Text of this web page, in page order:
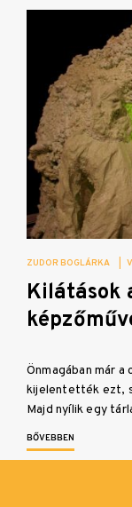
ZUDOR BOGLÁRKA
Kilátások
Önmagában már
kijelentették ezt,
Majd nyílik egy
BŐVEBBEN